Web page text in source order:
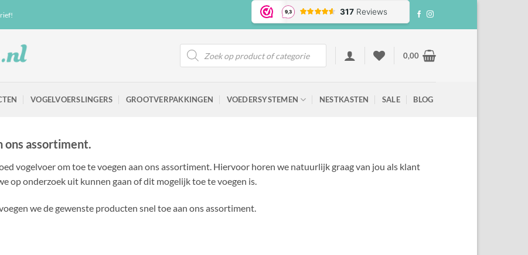
Producten
zoeken
0,00
VOGELVOERSLINGERS GROOTVERPAKKINGEN VOEDERSYSTEMEN NESTKASTEN SALE BLOG
ons assortiment.
vogelvoer om toe te voegen aan ons assortiment. Hiervoor horen we natuurlijk graag van jou als klant
op onderzoek uit kunnen gaan of dit mogelijk toe te voegen is.
we de gewenste producten snel toe aan ons assortiment.